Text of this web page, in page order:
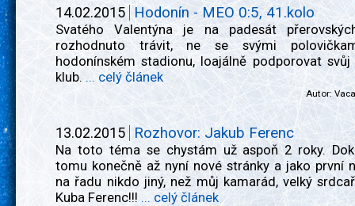
14.02.2015 Hodonín - MEO 0:5, 41.kolo
Svatého Valentýna je na padesát
rozhodnuto trávit, ne se svými
hodonínském stadionu, loajálně podporovat
klub. ... celý článek
Autor: Vaca
13.02.2015 Rozhovor: Jakub Ferenc
Na toto téma se chystám už aspoň 2 roky.
tomu konečně až nyní nové stránky a jako první
na řadu nikdo jiný, než můj kamarád, velký
Kuba Ferenc!!! ... celý článek